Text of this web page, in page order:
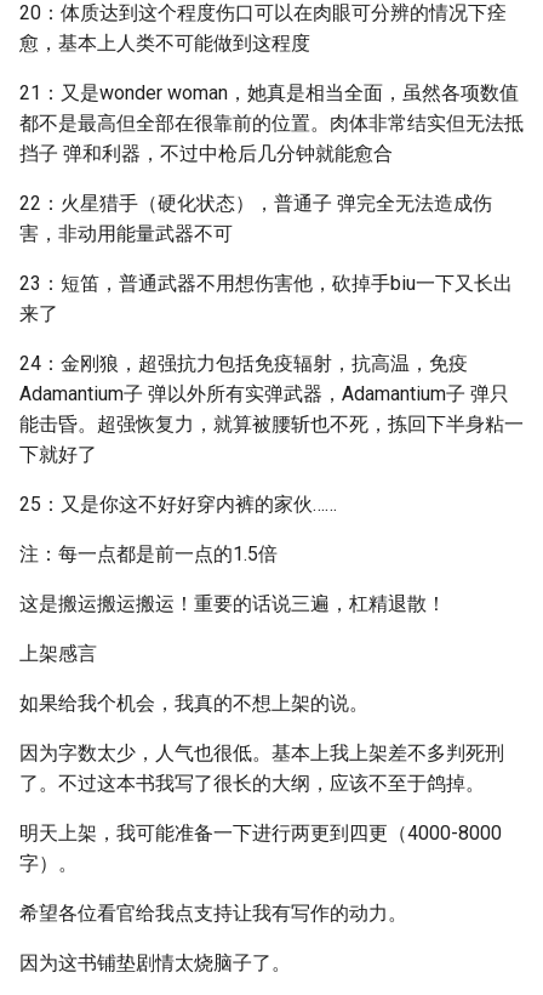
20：体质达到这个程度伤口可以在肉眼可分辨的情况下痊
愈，基本上人类不可能做到这程度
21：又是wonder woman，她真是相当全面，虽然各项数值
都不是最高但全部在很靠前的位置。肉体非常结实但无法抵
挡子 弹和利器，不过中枪后几分钟就能愈合
22：火星猎手（硬化状态），普通子 弹完全无法造成伤
害，非动用能量武器不可
23：短笛，普通武器不用想伤害他，砍掉手biu一下又长出
来了
24：金刚狼，超强抗力包括免疫辐射，抗高温，免疫
Adamantium子 弹以外所有实弹武器，Adamantium子 弹只
能击昏。超强恢复力，就算被腰斩也不死，拣回下半身粘一
下就好了
25：又是你这不好好穿内裤的家伙……
注：每一点都是前一点的1.5倍
这是搬运搬运搬运！重要的话说三遍，杠精退散！
上架感言
如果给我个机会，我真的不想上架的说。
因为字数太少，人气也很低。基本上我上架差不多判死刑
了。不过这本书我写了很长的大纲，应该不至于鸽掉。
明天上架，我可能准备一下进行两更到四更（4000-8000
字）。
希望各位看官给我点支持让我有写作的动力。
因为这书铺垫剧情太烧脑子了。